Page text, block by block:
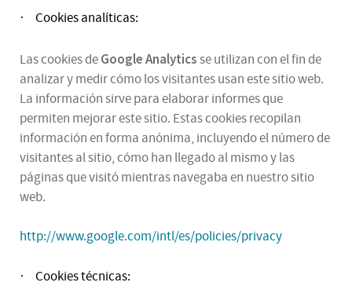
· Cookies analíticas:
Las cookies deGoogle Analyticsse utilizan con el fin de
analizar y medir cómo los visitantes usan este sitio web.
La información sirve para elaborar informes que
permiten mejorar este sitio. Estas cookies recopilan
información en forma anónima, incluyendo el número de
visitantes al sitio, cómo han llegado al mismo y las
páginas que visitó mientras navegaba en nuestro sitio
web.
http://www.google.com/intl/es/policies/privacy
· Cookies técnicas: